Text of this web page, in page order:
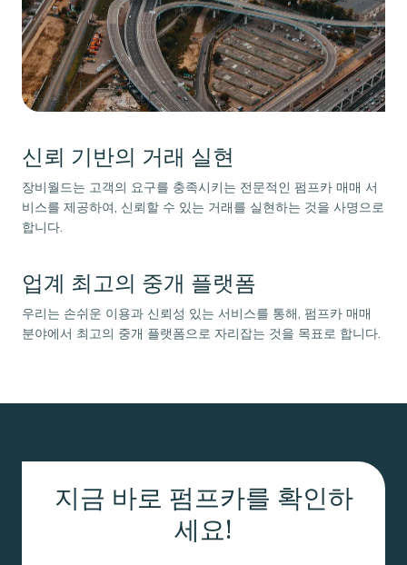
신뢰 기반의 거래 실현
장비월드는 고객의 요구를 충족시키는 전문적인 펌프카 매매 서
비스를 제공하여, 신뢰할 수 있는 거래를 실현하는 것을 사명으로
합니다.
업계 최고의 중개 플랫폼
우리는 손쉬운 이용과 신뢰성 있는 서비스를 통해, 펌프카 매매
분야에서 최고의 중개 플랫폼으로 자리잡는 것을 목표로 합니다.
지금 바로 펌프카를 확인하
세요!